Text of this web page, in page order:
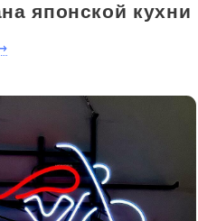
японской кухни